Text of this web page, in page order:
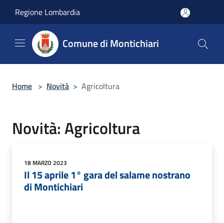
Regione Lombardia
Comune di Montichiari
Home > Novità > Agricoltura
Novità: Agricoltura
18 MARZO 2023
Il 15 aprile 1° gara del salame nostrano
di Montichiari